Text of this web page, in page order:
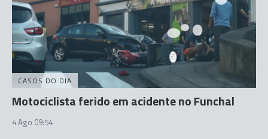
CASOS DO DIA
Motociclista ferido em acidente no Funchal
4 Ago 09:54